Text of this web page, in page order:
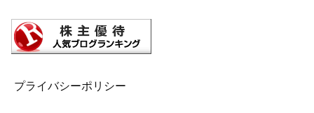
プライバシーポリシー